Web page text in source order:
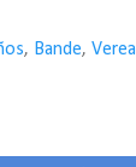
, Bande, Verea